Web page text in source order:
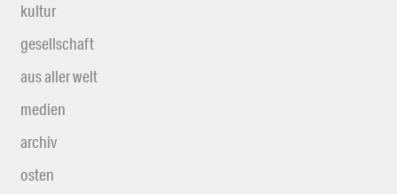
kultur
gesellschaft
aus aller welt
medien
archiv
osten